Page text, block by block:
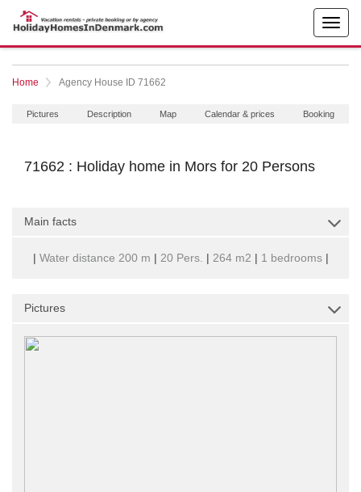
Home Agency House ID 71662
Pictures Description Map Calendar & prices Booking
71662 : Holiday home in Mors for 20 Persons
Main facts
| Water distance 200 m | 20 Pers. | 264 m2 | 1 bedrooms|
Pictures